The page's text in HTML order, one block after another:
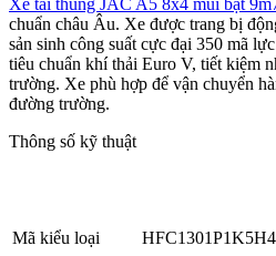
Xe tải thùng JAC A5 8x4 mui bạt
chuẩn châu Âu. Xe được trang bị
sản sinh công suất cực đại 350 mã
tiêu chuẩn khí thải Euro V, tiết kiệm
trường. Xe phù hợp để vận chuyển
đường trường.
Thông số kỹ thuật
Mã kiểu loại